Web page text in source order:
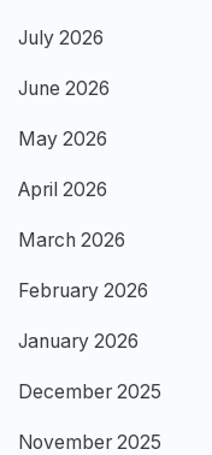
July 2026
June 2026
May 2026
April 2026
March 2026
February 2026
January 2026
December 2025
November 2025